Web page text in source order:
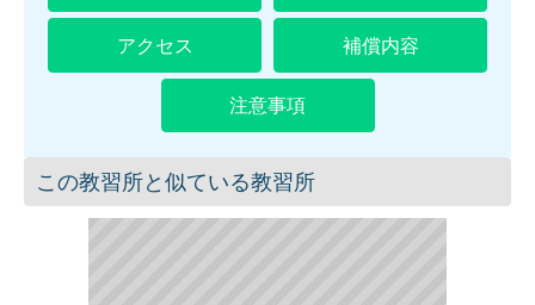
アクセス 補償内容
注意事項
この教習所と似ている教習所